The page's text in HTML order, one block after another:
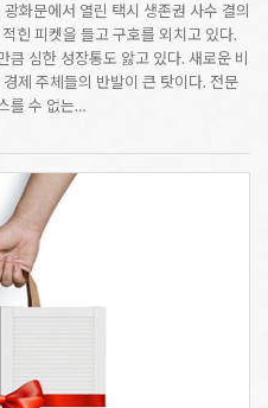
화문에서 열린 택시 생존권 사수 결의
힌 피켓을 들고 구호를 외치고 있다.
큼 심한 성장통도 앓고 있다. 새로운 비
제 주체들의 반발이 큰 탓이다. 전문
를 수 없는…